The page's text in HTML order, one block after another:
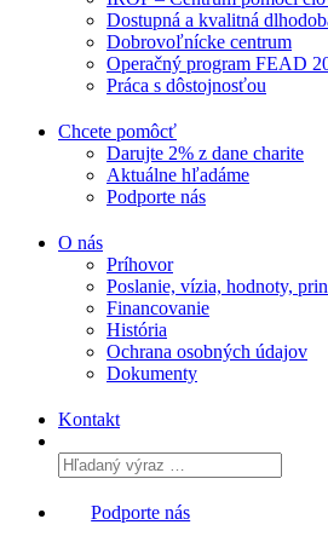
Dostupná a kvalitná
Dobrovoľnícke centrum
Operačný program FEAD
Práca s dôstojnosťou
Chcete pomôcť
Darujte 2% z dane charite
Aktuálne hľadáme
Podporte nás
O nás
Príhovor
Poslanie, vízia, hodnoty,
Financovanie
História
Ochrana osobných údajov
Dokumenty
Kontakt
Podporte nás